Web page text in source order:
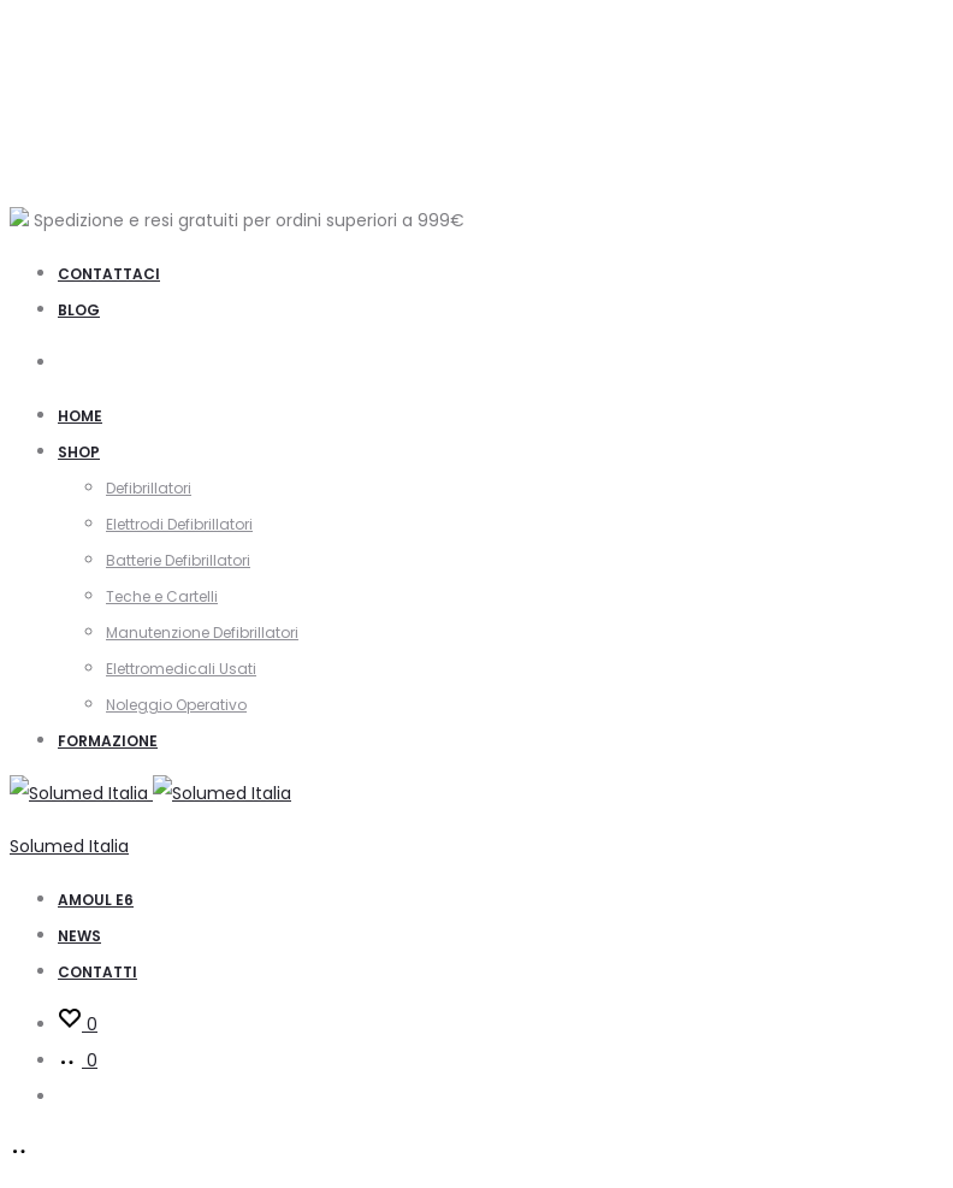
Spedizione e resi gratuiti per ordini superiori a 999€
CONTATTACI
BLOG
HOME
SHOP
Defibrillatori
Elettrodi Defibrillatori
Batterie Defibrillatori
Teche e Cartelli
Manutenzione Defibrillatori
Elettromedicali Usati
Noleggio Operativo
FORMAZIONE
Solumed Italia
AMOUL E6
NEWS
CONTATTI
0
0